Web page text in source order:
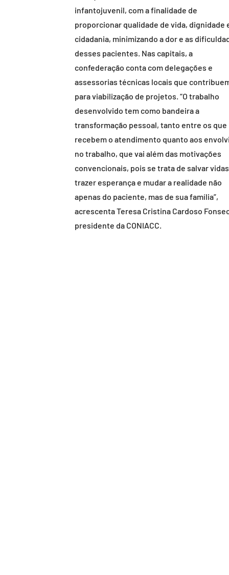
infantojuvenil, com a finalidade de
proporcionar qualidade de vida, dignidade
cidadania, minimizando a dor e as
desses pacientes. Nas capitais, a
confederação conta com delegações e
assessorias técnicas locais que
para viabilização de projetos. “O trabalho
desenvolvido tem como bandeira a
transformação pessoal, tanto entre os que
recebem o atendimento quanto aos
no trabalho, que vai além das motivações
convencionais, pois se trata de salvar
trazer esperança e mudar a realidade não
apenas do paciente, mas de sua família”,
acrescenta Teresa Cristina Cardoso
presidente da CONIACC.